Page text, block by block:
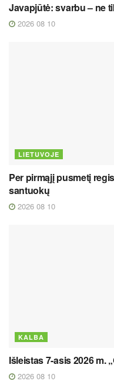
Javapjūtė: svarbu – ne
2026 08 10
LIETUVOJE
Per pirmąjį pusmetį
santuokų
2026 08 10
KALBA
Išleistas 7-asis 2026 m.
2026 08 10